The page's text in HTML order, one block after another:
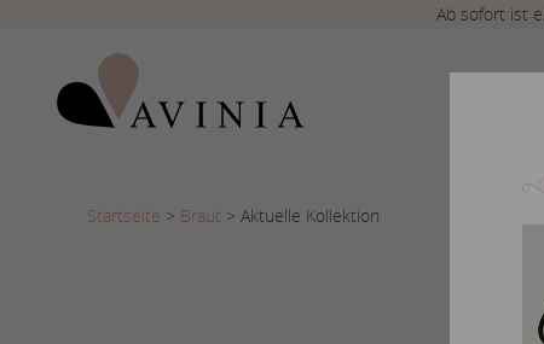
Ab sofort ist
Startseite > Braut > Aktuelle Kollektion